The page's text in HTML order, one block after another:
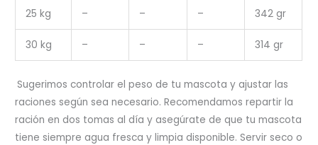
25 kg – – – 342 gr
30 kg – – – 314 gr
Sugerimos controlar el peso de tu mascota y ajustar las
raciones según sea necesario. Recomendamos repartir la
ración en dos tomas al día y asegúrate de que tu mascota
tiene siempre agua fresca y limpia disponible. Servir seco o